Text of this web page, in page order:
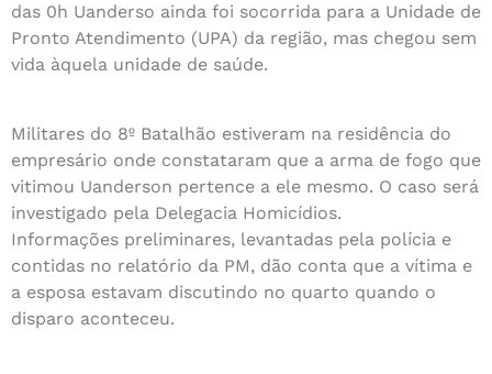
das 0h Uanderso ainda foi socorrida para a Unidade de
Pronto Atendimento (UPA) da região, mas chegou sem
vida àquela unidade de saúde.
Militares do 8º Batalhão estiveram na residência do
empresário onde constataram que a arma de fogo que
vitimou Uanderson pertence a ele mesmo. O caso será
investigado pela Delegacia Homicídios.
Informações preliminares, levantadas pela polícia e
contidas no relatório da PM, dão conta que a vítima e
a esposa estavam discutindo no quarto quando o
disparo aconteceu.